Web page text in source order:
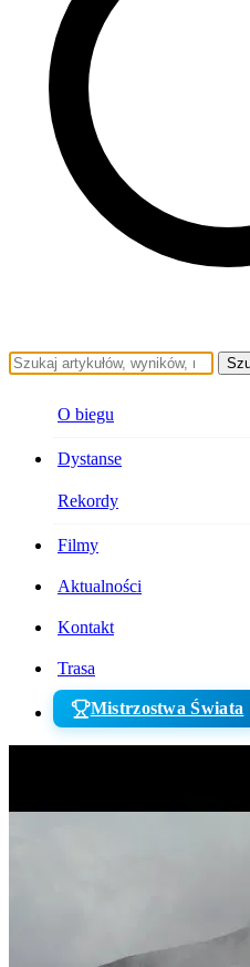
O biegu
Dystanse
Rekordy
Filmy
Aktualności
Kontakt
Trasa
Mistrzostwa Świata